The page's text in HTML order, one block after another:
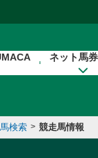
ネット馬
検索 > 競走馬情報